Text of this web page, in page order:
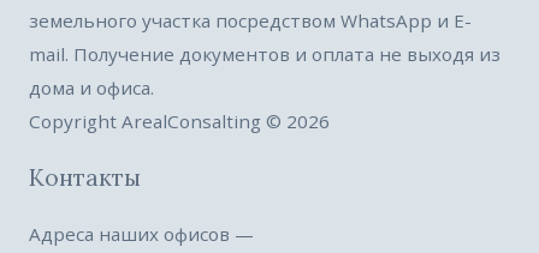
земельного участка посредством WhatsApp и E-
mail. Получение документов и оплата не выходя из
дома и офиса.
Copyright ArealConsalting © 2026
Контакты
Адреса наших офисов —